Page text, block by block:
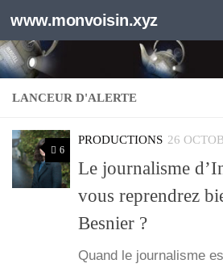
Au dessous du contenu
www.monvoisin.xyz
LANCEUR D'ALERTE
6
PRODUCTIONS 26
Le journalisme
vous reprendrez
Besnier ?
Quand le jour­na­lisme